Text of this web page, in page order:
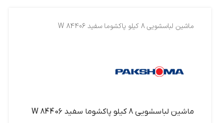
ماشين لباسشويي 8 کيلو پاکشوما سفيد 84406 W
ماشين لباسشويي 8 کيلو پاکشوما سفيد 84406 W